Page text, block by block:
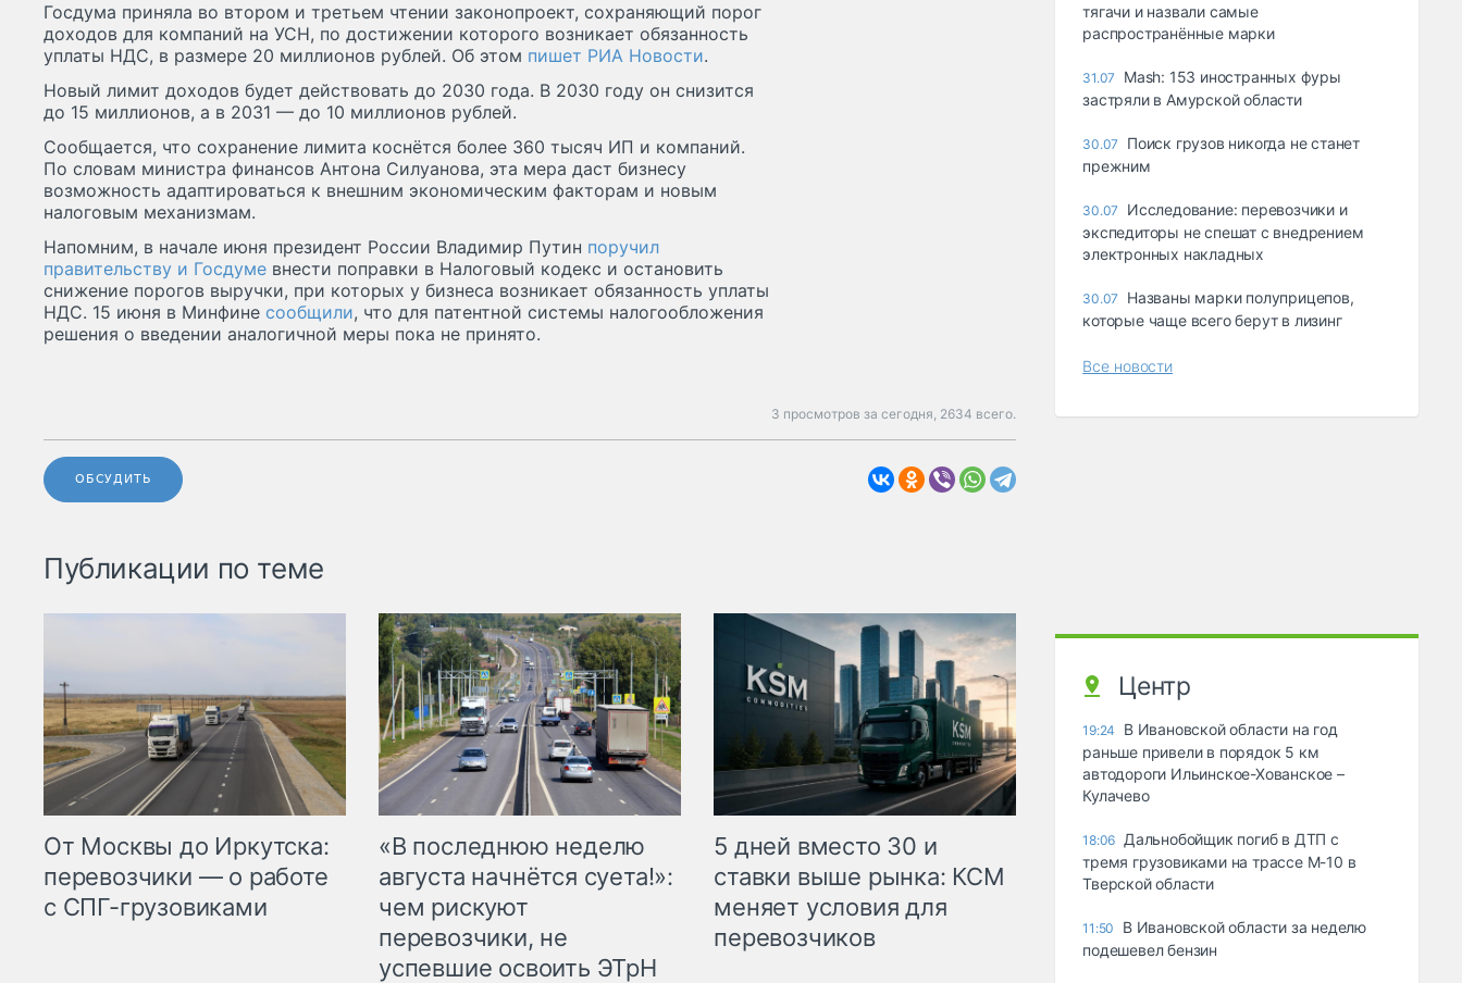
Госдума приняла во втором и третьем чтении законопроект, сохраняющий порог
доходов для компаний на УСН, по достижении которого возникает обязанность
уплаты НДС, в размере 20 миллионов рублей. Об этом пишет РИА Новости.
Новый лимит доходов будет действовать до 2030 года. В 2030 году он снизится
до 15 миллионов, а в 2031 — до 10 миллионов рублей.
Сообщается, что сохранение лимита коснётся более 360 тысяч ИП и компаний.
По словам министра финансов Антона Силуанова, эта мера даст бизнесу
возможность адаптироваться к внешним экономическим факторам и новым
налоговым механизмам.
Напомним, в начале июня президент России Владимир Путин поручил
правительству и Госдуме внести поправки в Налоговый кодекс и остановить
снижение порогов выручки, при которых у бизнеса возникает обязанность уплаты
НДС. 15 июня в Минфине сообщили, что для патентной системы налогообложения
решения о введении аналогичной меры пока не принято.
3 просмотров за сегодня, 2634 всего.
ОБСУДИТЬ
Публикации по теме
От Москвы до Иркутска:
перевозчики — о работе
с СПГ-грузовиками
«В последнюю неделю
августа начнётся суета!»:
чем рискуют
перевозчики, не
успевшие освоить ЭТрН
5 дней вместо 30 и
ставки выше рынка: КСМ
меняет условия для
перевозчиков
тягачи и назвали самые
распространённые марки
31.07
Mash: 153 иностранных фуры
застряли в Амурской области
30.07
Поиск грузов никогда не станет
прежним
30.07
Исследование: перевозчики и
экспедиторы не спешат с внедрением
электронных накладных
30.07
Названы марки полуприцепов,
которые чаще всего берут в лизинг
Все новости
Центр
19:24
В Ивановской области на год
раньше привели в порядок 5 км
автодороги Ильинское-Хованское –
Кулачево
18:06 Дальнобойщик погиб в ДТП с
тремя грузовиками на трассе М-10 в
Тверской области
11:50
В Ивановской области за неделю
подешевел бензин